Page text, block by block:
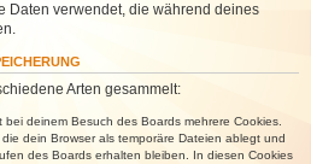
Daten verwendet, die während deines
Arten gesammelt:
deinem Besuch des Boards mehrere Cookies.
dein Browser als temporäre Dateien ablegt und
des Boards erhalten bleiben. In diesen Cookies